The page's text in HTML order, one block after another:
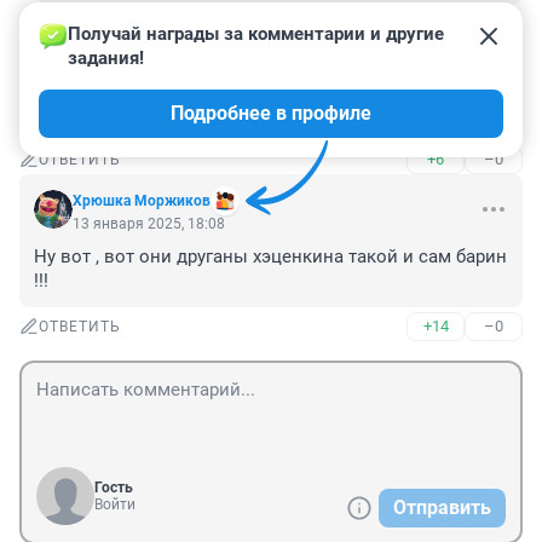
ОТВЕТИТЬ –0
Гость
Ворон ворону глаз не выклюет, 🫢
ОТВЕТИТЬ +6 –0
Хрюшка Моржиков
Получай награды за комментарии и другие
задания!
Подробнее в профиле
13 января 2025, 18:08
Ну вот , вот они друганы хэценкина такой и сам барин
!!!
ОТВЕТИТЬ +14 –0
Гость
Войти
Отправить